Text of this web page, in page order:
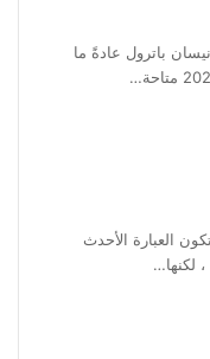
نيسان باترول 2021 نيسان باترول عادةً ما
2021 قد تكون العبارة الأحدث
لكنها…